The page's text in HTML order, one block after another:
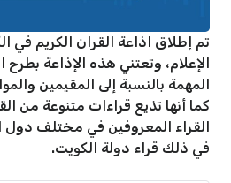
تم إطلاق اذاعة القران الكريم في
الإعلام، وتعتني هذه الإذاعة بطرح
المهمة بالنسبة إلى المقيمين
كما أنها تذيع قراءات متنوعة من
القراء المعروفين في مختلف دول
في ذلك قراء دولة الكويت.